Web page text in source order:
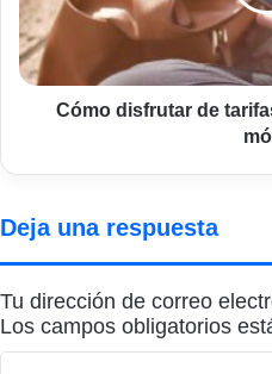
baratas
para
móvil
Cómo disfrutar de
Deja una respuesta
Tu dirección de correo
Los campos obligatorios